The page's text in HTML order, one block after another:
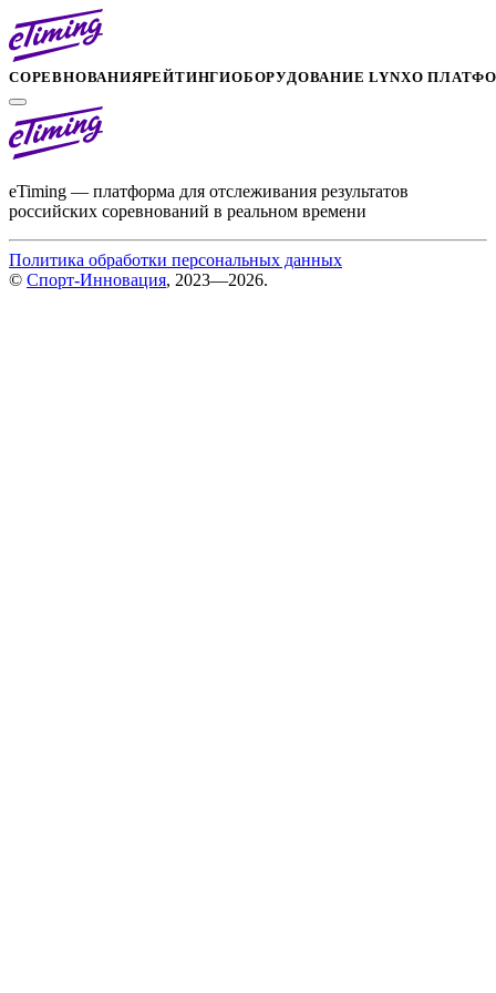
СОРЕВНОВАНИЯРЕЙТИНГИОБОРУДОВАНИЕ LYNXО
eTiming — платформа для отслеживания результатов
российских соревнований в реальном времени
Политика обработки персональных данных
© Спорт-Инновация, 2023—2026.